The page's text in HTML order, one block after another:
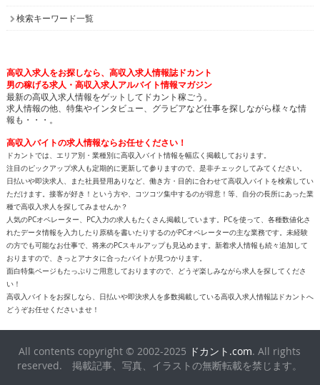
検索キーワード一覧
高収入求人をお探しなら、高収入求人情報誌ドカント
男の稼げる求人・高収入求人アルバイト情報マガジン
最新の高収入求人情報をゲットしてドカント稼ごう。
求人情報の他、特集やインタビュー、グラビアなど仕事を探しながら様々な情
報も・・・。
高収入バイトの求人情報ならお任せください！
ドカントでは、エリア別・業種別に高収入バイト情報を幅広く掲載しております。
注目のピックアップ求人も定期的に更新して参りますので、是非チェックしてみてください。
日払いや即決求人、また社員登用ありなど、働き方・目的に合わせて高収入バイトを検索してい
ただけます。接客が好き！という方や、コツコツ集中するのが得意！等、自分の長所にあった業
種で高収入求人を探してみませんか？
人気のPCオペレーター、PC入力の求人もたくさん掲載しています。PCを使って、各種数値化さ
れたデータ情報を入力したり原稿を書いたりするのがPCオペレーターの主な業務です。未経験
の方でも可能なお仕事で、将来のPCスキルアップも見込めます。新着求人情報も続々追加して
おりますので、きっとアナタに合ったバイトが見つかります。
面白特集ページもたっぷりご用意しておりますので、どうぞ楽しみながら求人を探してくださ
い！
高収入バイトをお探しなら、日払いや即決求人を多数掲載している高収入求人情報誌ドカントへ
どうぞお任せくださいませ！
All contents copyright © 2002-2025 ドカント.com. All rights
reserved. 掲載記事、写真、イラストの無断転載を禁じます。